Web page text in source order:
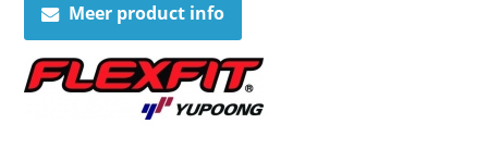
Meer product info